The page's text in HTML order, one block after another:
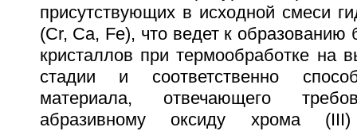
присутствующих в исходной смеси
(Cr, Ca, Fe), что ведет к образованию
кристаллов при термообработке на
стадии и соответственно
материала, отвечающего
абразивному оксиду хрома